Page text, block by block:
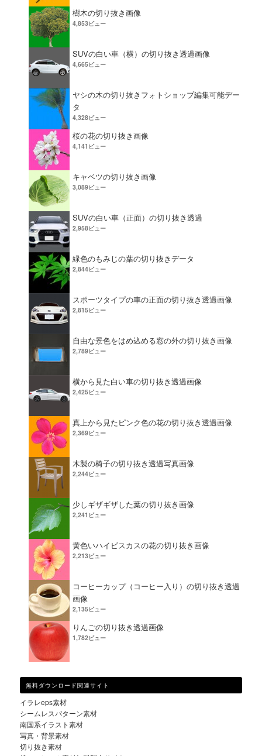
樹木の切り抜き画像
4,853ビュー
SUVの白い車（横）の切り抜き透過画像
4,665ビュー
ヤシの木の切り抜きフォトショップ編集可能デー
タ
4,328ビュー
桜の花の切り抜き画像
4,141ビュー
キャベツの切り抜き画像
3,089ビュー
SUVの白い車（正面）の切り抜き透過
2,958ビュー
緑色のもみじの葉の切り抜きデータ
2,844ビュー
スポーツタイプの車の正面の切り抜き透過画像
2,815ビュー
自由な景色をはめ込める窓の外の切り抜き画像
2,789ビュー
横から見た白い車の切り抜き透過画像
2,425ビュー
真上から見たピンク色の花の切り抜き透過画像
2,369ビュー
木製の椅子の切り抜き透過写真画像
2,244ビュー
少しギザギザした葉の切り抜き画像
2,241ビュー
黄色いハイビスカスの花の切り抜き画像
2,213ビュー
コーヒーカップ（コーヒー入り）の切り抜き透過
画像
2,135ビュー
りんごの切り抜き透過画像
1,782ビュー
無料ダウンロード関連サイト
イラレeps素材
シームレスパターン素材
南国系イラスト素材
写真・背景素材
切り抜き素材